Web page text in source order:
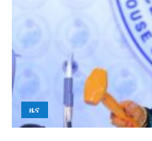
ዜና